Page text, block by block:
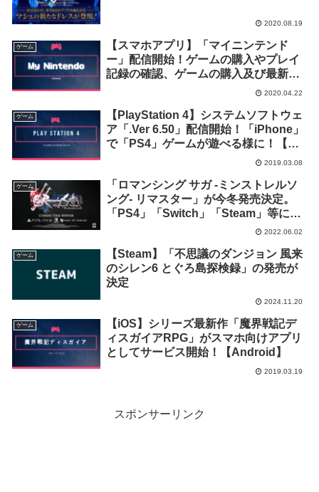
2020.08.19
ゲーム
【スマホアプリ】「マイニンテンド
ー」配信開始！ゲームの購入やプレイ
記録の確認、ゲームの購入及び最新情
報等が確認可能な公式無料アプリ2020.04.22
ゲーム
【PlayStation 4】システムソフトウェ
ア「.Ver 6.50」配信開始！「iPhone」
で「PS4」ゲームが遊べる様に！【ア
2019.03.08
ゲーム
「ロマンシング サガ -ミンストレルソ
ング- リマスター」が今冬発売決定。
「PS4」「Switch」「Steam」等に対
2022.06.02
ゲーム
【Steam】「不思議のダンジョン 風来
のシレン6 とぐろ島探検録」の発売が
決定
2024.11.20
ゲーム
【iOS】シリーズ最新作「魔界戦記デ
ィスガイアRPG」がスマホ向けアプリ
としてサービス開始！【Android】
2019.03.19
スポンサーリンク